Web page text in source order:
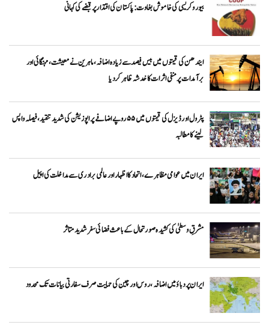
بیوروکریسی کی خاموش بغاوت: پاکستان کی اقتدار پر قبضے کی کہانی
ایندھن کی قیمتوں میں بیس فیصد سے زیادہ اضافہ، ماہرین نے معیشت، مہنگائی اور
برآمدات پر منفی اثرات کا خدشہ ظاہر کر دیا
پٹرول اور ڈیزل کی قیمتوں میں ۵۵ روپے اضافے پر اپوزیشن کی شدید تنقید، فیصلہ واپس
لینے کا مطالبہ
ایران میں عوامی مظاہرے، اتحاد کا اظہار اور عالمی برادری سے مداخلت کی اپیل
مشرقِ وسطیٰ کی کشیدہ صورتحال کے باعث فضائی سفر شدید متاثر
ایران پر دباؤ میں اضافہ، روس اور چین کی حمایت صرف سفارتی بیانات تک محدود